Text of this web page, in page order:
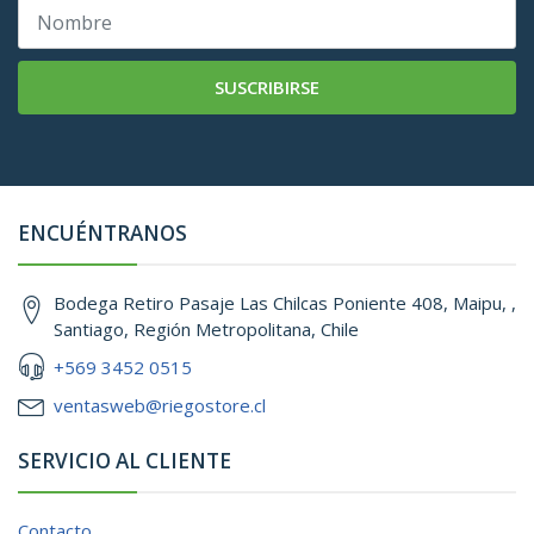
SUSCRIBIRSE
ENCUÉNTRANOS
Bodega Retiro Pasaje Las Chilcas Poniente 408, Maipu, ,
Santiago, Región Metropolitana, Chile
+569 3452 0515
ventasweb@riegostore.cl
SERVICIO AL CLIENTE